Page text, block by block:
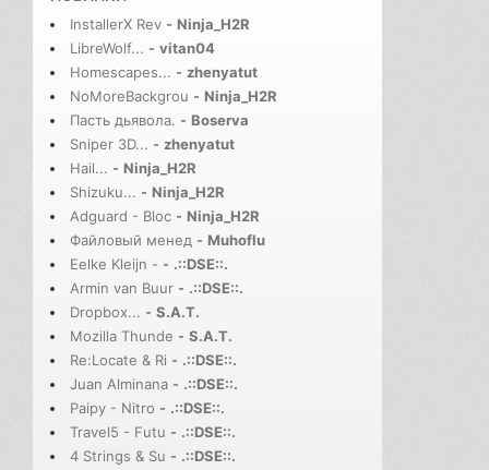
InstallerX Rev - Ninja_H2R
LibreWolf... - vitan04
Homescapes... - zhenyatut
NoMoreBackgrou - Ninja_H2R
Пасть дьявола. - Boserva
Sniper 3D... - zhenyatut
Hail... - Ninja_H2R
Shizuku... - Ninja_H2R
Adguard - Bloc - Ninja_H2R
Файловый менед - Muhoflu
Eelke Kleijn - - .::DSE::.
Armin van Buur - .::DSE::.
Dropbox... - S.A.T.
Mozilla Thunde - S.A.T.
Re:Locate & Ri - .::DSE::.
Juan Alminana - .::DSE::.
Paipy - Nitro - .::DSE::.
Travel5 - Futu - .::DSE::.
4 Strings & Su - .::DSE::.